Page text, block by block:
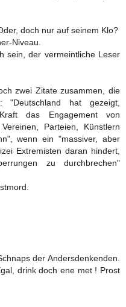
doch nur auf seinem Klo?
Niveau.
sein, der vermeintliche Leser
zwei Zitate zusammen, die
"Deutschland hat gezeigt,
das Engagement von
Parteien, Künstlern
wenn ein "massiver, aber
Extremisten daran hindert,
zu durchbrechen"
der Andersdenkenden.
drink doch ene met ! Prost